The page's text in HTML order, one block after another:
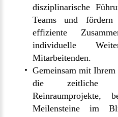
disziplinarische
Teams und fördern
effiziente
individuelle
Mitarbeitenden.
Gemeinsam mit
die zeitliche
Reinraumprojekte,
Meilensteine im